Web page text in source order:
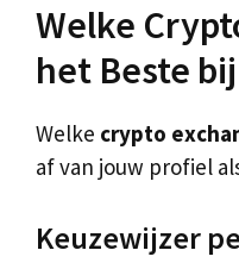
Welke
het Beste
Welke crypto
af van jouw profiel
Keuzewijzer